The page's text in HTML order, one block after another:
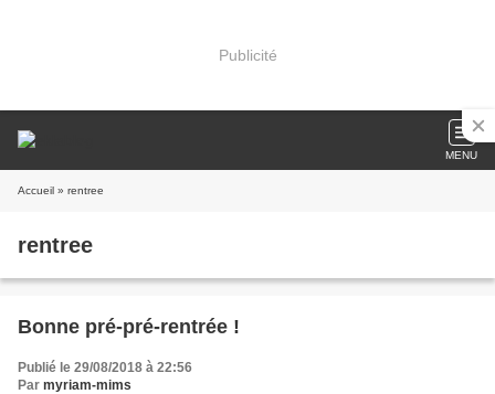
Publicité
MENU
Accueil » rentree
rentree
Bonne pré-pré-rentrée !
Publié le 29/08/2018 à 22:56
Par myriam-mims